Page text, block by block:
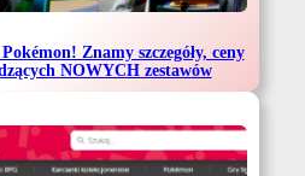
Znamy szczegóły, ceny
NOWYCH zestawów